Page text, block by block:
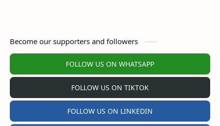
Become our supporters and followers
FOLLOW US ON WHATSAPP
FOLLOW US ON TIKTOK
FOLLOW US ON LINKEDIN